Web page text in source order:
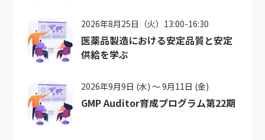
2026年8月25日（火）13:00-16:30
医薬品製造における安定品質と安定
供給を学ぶ
2026年9月9日 (水) ～ 9月11日 (金)
GMP Auditor育成プログラム第22期